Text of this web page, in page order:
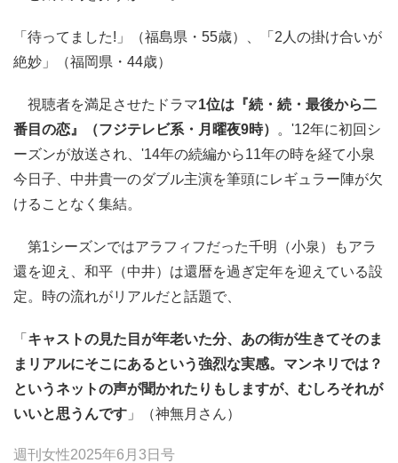
「待ってました!」（福島県・55歳）、「2人の掛け合いが
絶妙」（福岡県・44歳）
視聴者を満足させたドラマ1位は『続・続・最後から二
番目の恋』（フジテレビ系・月曜夜9時）
。'12年に初回シ
ーズンが放送され、'14年の続編から11年の時を経て小泉
今日子、中井貴一のダブル主演を筆頭にレギュラー陣が欠
けることなく集結。
第1シーズンではアラフィフだった千明（小泉）もアラ
還を迎え、和平（中井）は還暦を過ぎ定年を迎えている設
定。時の流れがリアルだと話題で、
「 キャストの見た目が年老いた分、あの街が生きてそのま
まリアルにそこにあるという強烈な実感。マンネリでは？
というネットの声が聞かれたりもしますが、むしろそれが
いいと思うんです 」（神無月さん）
週刊女性2025年6月3日号